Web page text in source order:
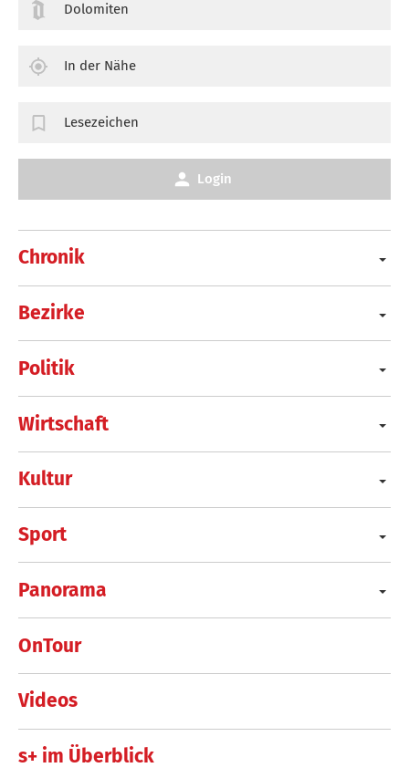
Chronik
Bezirke
Politik
Wirtschaft
Kultur
Sport
Panorama
OnTour
Videos
s+ im Überblick
Dolomiten
In der Nähe
Lesezeichen
Login